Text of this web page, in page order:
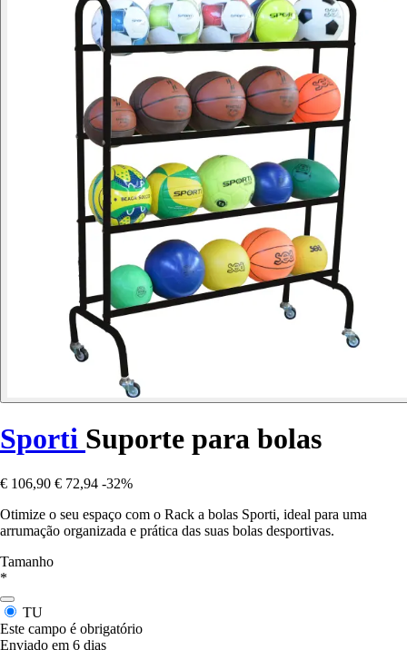
Sporti Suporte para bolas
€ 106,90 € 72,94 -32%
Otimize o seu espaço com o Rack a bolas Sporti, ideal para uma
arrumação organizada e prática das suas bolas desportivas.
Tamanho
*
TU
Este campo é obrigatório
Enviado em 6 dias